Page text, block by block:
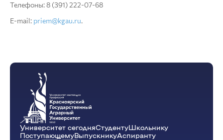
Телефоны: 8 (391) 222-07-68
E-mail: priem@kgau.ru.
Университет сегодняСтудентуШкольнику
ПоступающемуВыпускникуАспиранту